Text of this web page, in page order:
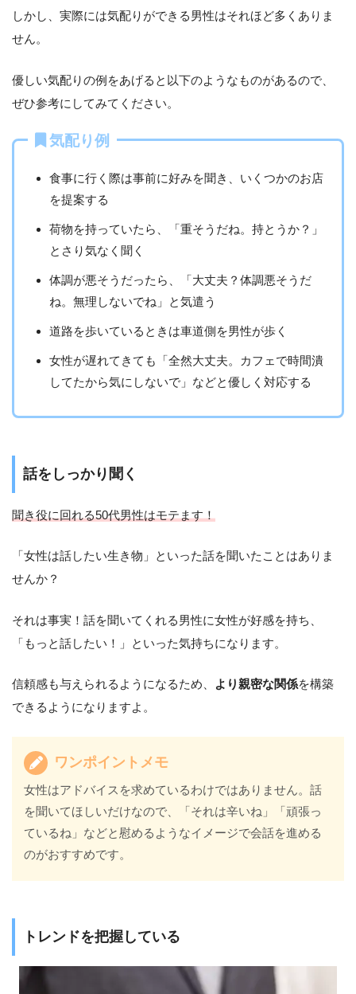
しかし、実際には気配りができる男性はそれほど多くありま
せん。
優しい気配りの例をあげると以下のようなものがあるので、
ぜひ参考にしてみてください。
気配り例
食事に行く際は事前に好みを聞き、いくつかのお店
を提案する
荷物を持っていたら、「重そうだね。持とうか？」
とさり気なく聞く
体調が悪そうだったら、「大丈夫？体調悪そうだ
ね。無理しないでね」と気遣う
道路を歩いているときは車道側を男性が歩く
女性が遅れてきても「全然大丈夫。カフェで時間潰
してたから気にしないで」などと優しく対応する
話をしっかり聞く
聞き役に回れる50代男性はモテます！
「女性は話したい生き物」といった話を聞いたことはありま
せんか？
それは事実！話を聞いてくれる男性に女性が好感を持ち、
「もっと話したい！」といった気持ちになります。
信頼感も与えられるようになるため、 より親密な関係を構築
できるようになりますよ。
ワンポイントメモ
女性はアドバイスを求めているわけではありません。話
を聞いてほしいだけなので、「それは辛いね」「頑張っ
ているね」などと慰めるようなイメージで会話を進める
のがおすすめです。
トレンドを把握している